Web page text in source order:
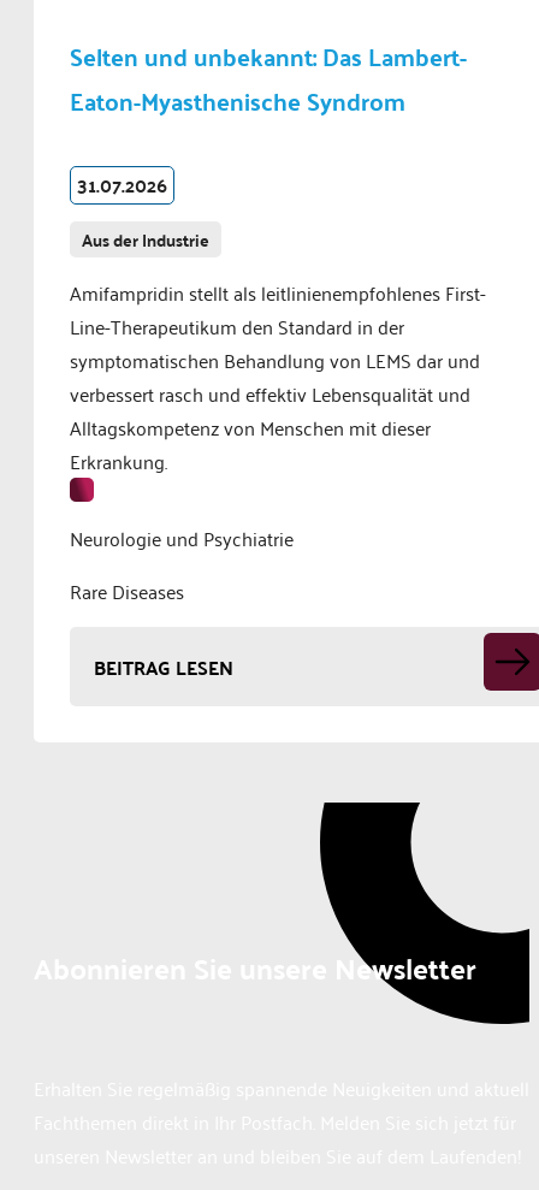
Selten und unbekannt: Das Lambert-
Eaton-Myasthenische Syndrom
31.07.2026
Aus der Industrie
Amifampridin stellt als leitlinienempfohlenes First-
Line-Therapeutikum den Standard in der
symptomatischen Behandlung von LEMS dar und
verbessert rasch und effektiv Lebensqualität und
Alltagskompetenz von Menschen mit dieser
Erkrankung.
Neurologie und Psychiatrie
Rare Diseases
BEITRAG LESEN
Abonnieren Sie unsere Newsletter